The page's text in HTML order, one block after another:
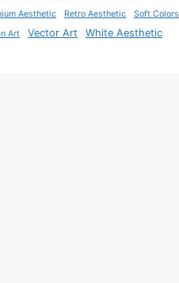
Aesthetic
Retro Aesthetic
Soft Colors
Art
Vector Art White Aesthetic